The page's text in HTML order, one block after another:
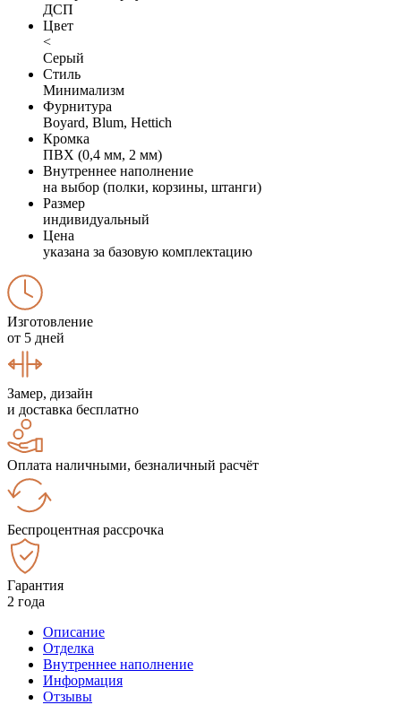
ДСП
Цвет
<
Серый
Стиль
Минимализм
Фурнитура
Boyard, Blum, Hettich
Кромка
ПВХ (0,4 мм, 2 мм)
Внутреннее наполнение
на выбор (полки, корзины, штанги)
Размер
индивидуальный
Цена
указана за базовую комплектацию
Изготовление
от 5 дней
Замер, дизайн
и доставка бесплатно
Оплата наличными, безналичный расчёт
Беспроцентная рассрочка
Гарантия
2 года
Описание
Отделка
Внутреннее наполнение
Информация
Отзывы